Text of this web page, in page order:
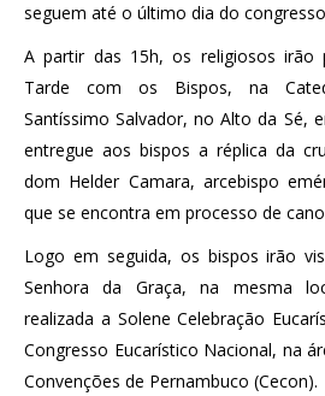
seguem até o último dia do
A partir das 15h, os religiosos irão
Tarde com os Bispos, na
Santíssimo Salvador, no Alto da Sé,
entregue aos bispos a réplica da
dom Helder Camara, arcebispo
que se encontra em processo de
Logo em seguida, os bispos irão
Senhora da Graça, na mesma
realizada a Solene Celebração
Congresso Eucarístico Nacional, na
Convenções de Pernambuco (Cecon).